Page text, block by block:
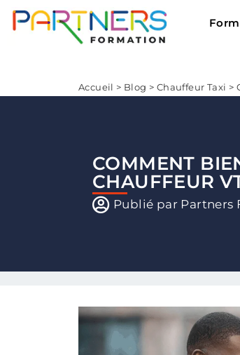
Accueil > Blog > Chauffeur Taxi >
COMMENT
CHAUFFEUR
Publié par Partners